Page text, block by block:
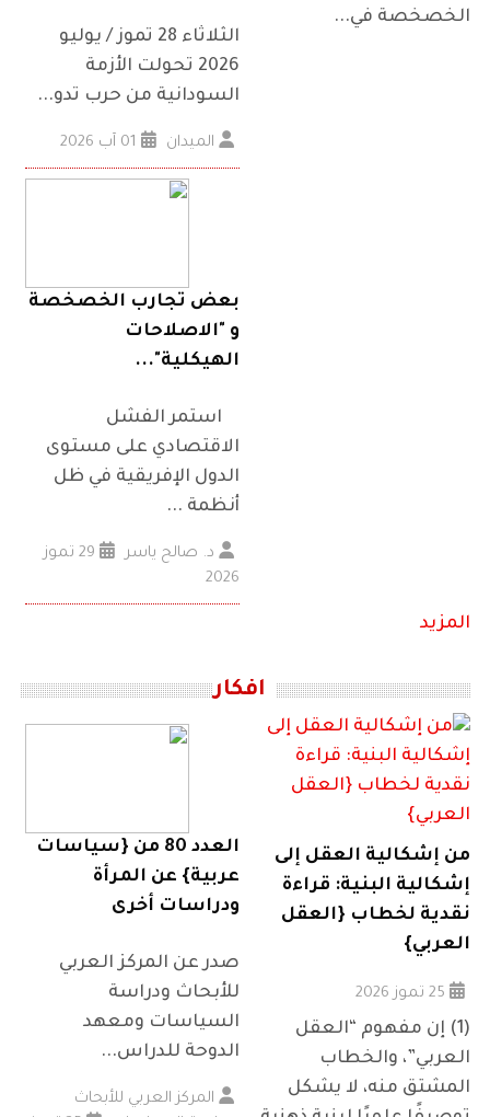
الخصخصة في...
الثلاثاء 28 تموز / يوليو
2026 تحولت الأزمة
السودانية من حرب تدو...
الميدان
بعض تجارب الخصخصة
و "الاصلاحات
الهيكلية"...
استمر الفشل
الاقتصادي على مستوى
الدول الإفريقية في ظل
أنظمة ...
د. صالح ياسر
29 تموز
2026
المزيد
افكار
من إشكالية العقل إلى
إشكالية البنية: قراءة
نقدية لخطاب {العقل
العربي}
(1) إن مفهوم “العقل
العربي”، والخطاب
المشتق منه، لا يشكل
العدد 80 من {سياسات
عربية} عن المرأة
ودراسات أخرى
صدر عن المركز العربي
للأبحاث ودراسة
السياسات ومعهد
الدوحة للدراس...
المركز العربي للأبحاث